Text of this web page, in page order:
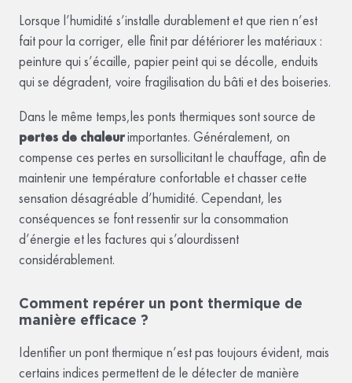
Lorsque l’humidité s’installe durablement et que rien n’est
fait pour la corriger, elle finit par détériorer les matériaux :
peinture qui s’écaille, papier peint qui se décolle, enduits
qui se dégradent, voire fragilisation du bâti et des boiseries.
Dans le même temps,les ponts thermiques sont source de
pertes de chaleurimportantes. Généralement, on
compense ces pertes en sursollicitant le chauffage, afin de
maintenir une température confortable et chasser cette
sensation désagréable d’humidité. Cependant, les
conséquences se font ressentir sur la consommation
d’énergie et les factures qui s’alourdissent
considérablement.
Comment repérer un pont thermique de
manière efficace ?
Identifier un pont thermique n’est pas toujours évident, mais
certains indices permettent de le détecter de manière